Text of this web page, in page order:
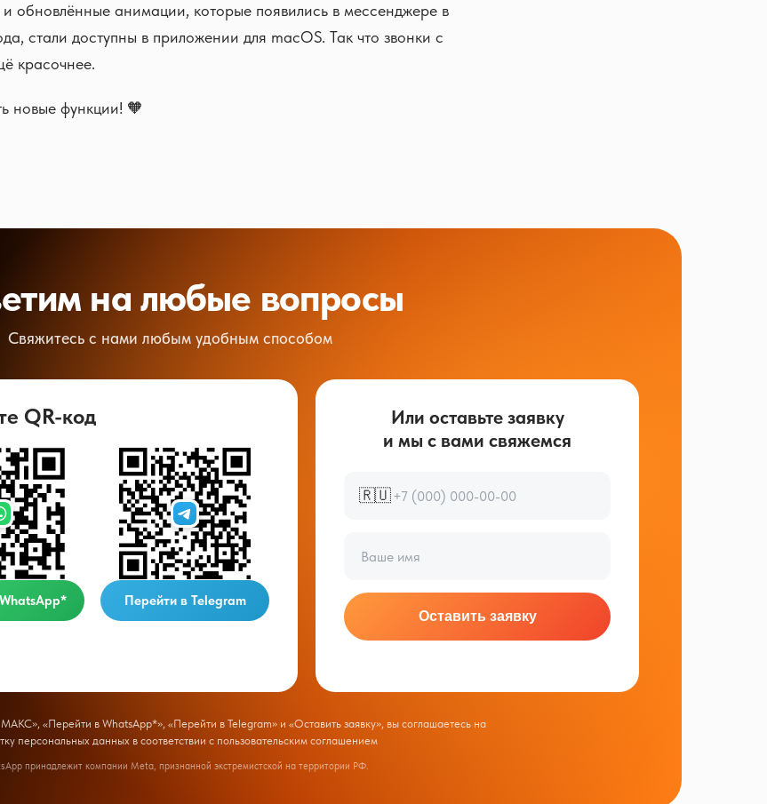
обновлённые анимации, которые появились в мессенджере в
стали доступны в приложении для macOS. Так что звонки с
красочнее.
новые функции! 🧡
на любые вопросы
Свяжитесь с нами любым удобным способом
QR-код
Перейти в Telegram
Или оставьте заявку
и мы с вами свяжемся
🇷🇺
Оставить заявку
«Перейти в WhatsApp*», «Перейти в Telegram» и «Оставить заявку», вы соглашаетесь на
персональных данных в соответствии с пользовательским соглашением
принадлежит компании Meta, признанной экстремистской на территории РФ.